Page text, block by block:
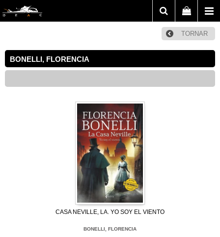
TORNAR
BONELLI, FLORENCIA
CASA NEVILLE, LA. YO SOY EL VIENTO
BONELLI, FLORENCIA